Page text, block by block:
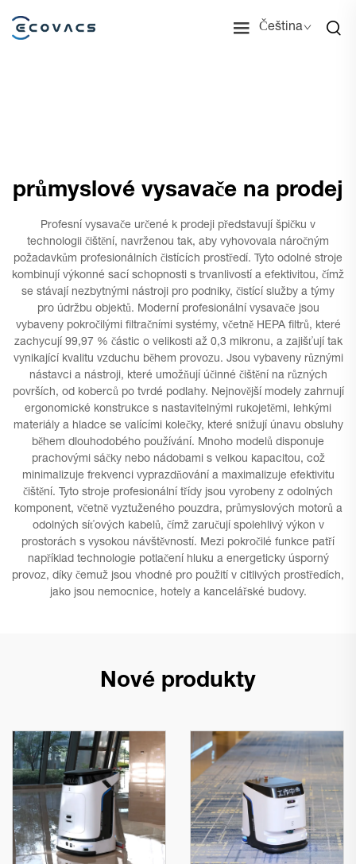
Čeština
průmyslové vysavače na prodej
Profesní vysavače určené k prodeji představují špičku v
technologii čištění, navrženou tak, aby vyhovovala náročným
požadavkům profesionálních čistících prostředí. Tyto odolné stroje
kombinují výkonné sací schopnosti s trvanlivostí a efektivitou, čímž
se stávají nezbytnými nástroji pro podniky, čistící služby a týmy
pro údržbu objektů. Moderní profesionální vysavače jsou
vybaveny pokročilými filtračními systémy, včetně HEPA filtrů, které
zachycují 99,97 % částic o velikosti až 0,3 mikronu, a zajišťují tak
vynikající kvalitu vzduchu během provozu. Jsou vybaveny různými
nástavci a nástroji, které umožňují účinné čištění na různých
površích, od koberců po tvrdé podlahy. Nejnovější modely zahrnují
ergonomické konstrukce s nastavitelnými rukojetěmi, lehkými
materiály a hladce se valícími kolečky, které snižují únavu obsluhy
během dlouhodobého používání. Mnoho modelů disponuje
prachovými sáčky nebo nádobami s velkou kapacitou, což
minimalizuje frekvenci vyprazdňování a maximalizuje efektivitu
čištění. Tyto stroje profesionální třídy jsou vyrobeny z odolných
komponent, včetně vyztuženého pouzdra, průmyslových motorů a
odolných síťových kabelů, čímž zaručují spolehlivý výkon v
prostorách s vysokou návštěvností. Mezi pokročilé funkce patří
například technologie potlačení hluku a energeticky úsporný
provoz, díky čemuž jsou vhodné pro použití v citlivých prostředích,
jako jsou nemocnice, hotely a kancelářské budovy.
Nové produkty